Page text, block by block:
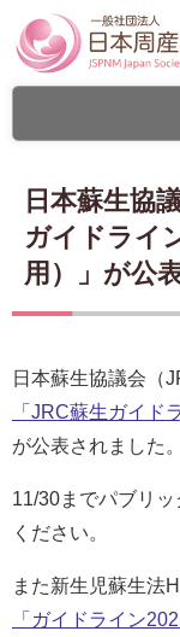
日本蘇生協
ガイドライ
用）」が公
日本蘇生協議会（
「JRC蘇生ガイド
が公表されました。
11/30までパブリ
ください。
また新生児蘇生法
「ガイドライン